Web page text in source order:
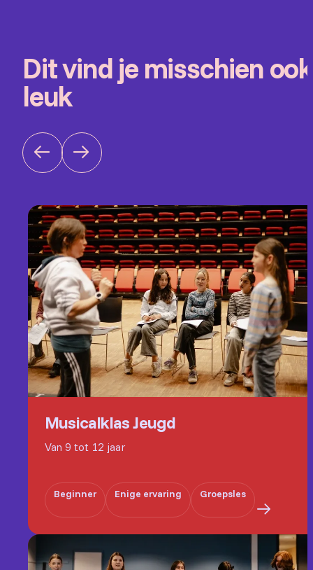
Dit vind je misschien ook
leuk
Musicalklas Jeugd
Van 9 tot 12 jaar
Beginner Enige ervaring Groepsles